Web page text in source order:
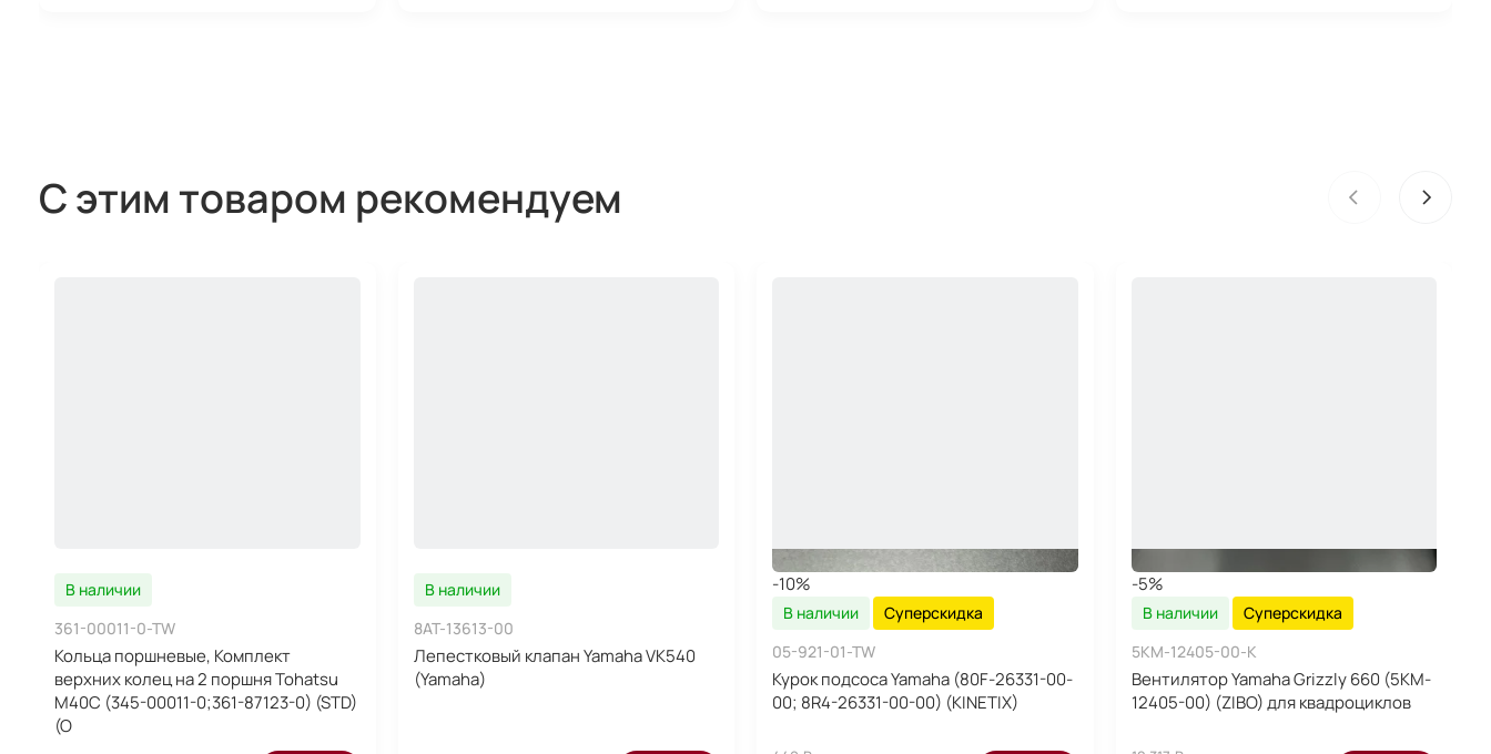
С этим товаром рекомендуем
В наличии
361-00011-0-TW
Кольца поршневые, Комплект
верхних колец на 2 поршня Tohatsu
M40C (345-00011-0;361-87123-0) (STD)
(O
В наличии
8AT-13613-00
Лепестковый клапан Yamaha VK540
(Yamaha)
-10%
В наличии
Суперскидка
05-921-01-TW
Курок подсоса Yamaha (80F-26331-00-
00; 8R4-26331-00-00) (KINETIX)
-5%
В наличии
Суперскидка
5KM-12405-00-K
Вентилятор Yamaha Grizzly 660 (5KM-
12405-00) (ZIBO) для квадроциклов